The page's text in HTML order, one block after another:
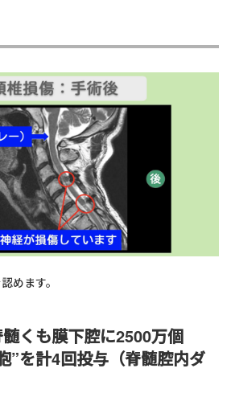
めます。
くも膜下腔に2500万個
”を計4回投与（脊髄腔内ダ